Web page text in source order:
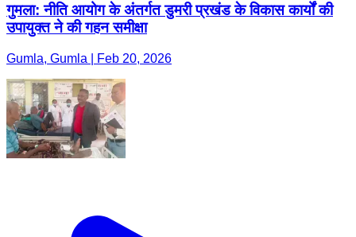
गुमला: नीति आयोग के अंतर्गत डुमरी प्रखंड के विकास कार्यों की
उपायुक्त ने की गहन समीक्षा
Gumla, Gumla | Feb 20, 2026